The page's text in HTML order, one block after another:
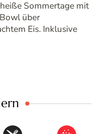
Sommertage mit
über
Eis. Inklusive